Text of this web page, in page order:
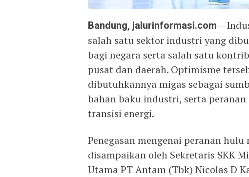
Bandung, jalurinformasi.com –
salah satu sektor industri yang
bagi negara serta salah satu
pusat dan daerah. Optimisme
dibutuhkannya migas sebagai
bahan baku industri, serta
transisi energi.
Penegasan mengenai peranan
disampaikan oleh Sekretaris SKK
Utama PT Antam (Tbk) Nicolas D